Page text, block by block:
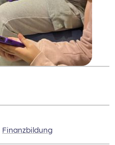
Finanzbildung